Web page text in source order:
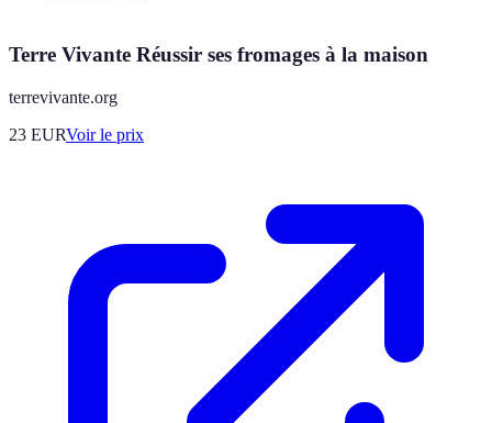
Terre Vivante Réussir ses fromages à la maison
terrevivante.org
23 EURVoir le prix